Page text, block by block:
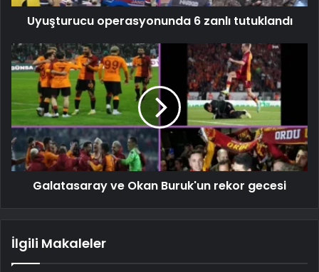
Uyuşturucu operasyonunda 6 zanlı tutuklandı
Galatasaray ve Okan Buruk'un rekor gecesi
İlgili Makaleler